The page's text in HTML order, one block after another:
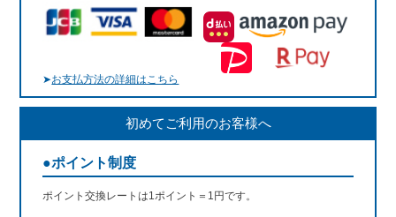
➤お支払方法の詳細はこちら
初めてご利用のお客様へ
●ポイント制度
ポイント交換レートは1ポイント＝1円です。